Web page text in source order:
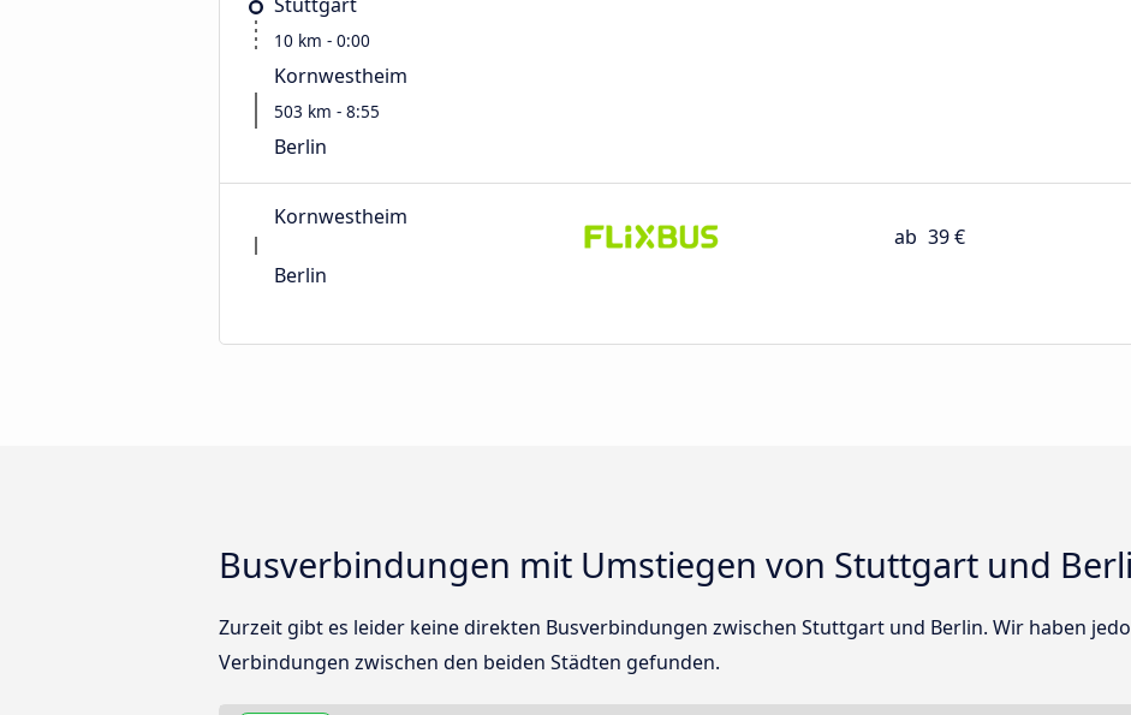
10 km - 0:00
Kornwestheim
503 km - 8:55
Berlin
Kornwestheim
Berlin
ab 39 €
Busverbindungen mit Umstiegen von Stuttgart und
Zurzeit gibt es leider keine direkten Busverbindungen zwischen Stuttgart und Berlin. Wir haben
Verbindungen zwischen den beiden Städten gefunden.